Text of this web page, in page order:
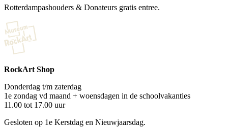
Rotterdampashouders & Donateurs gratis entree.
RockArt Shop
Donderdag t/m zaterdag
1e zondag vd maand + woensdagen in de schoolvakanties
11.00 tot 17.00 uur
Gesloten op 1e Kerstdag en Nieuwjaarsdag.